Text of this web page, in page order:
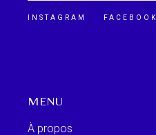
INSTAGRAM FACEBOOK
MENU
À propos